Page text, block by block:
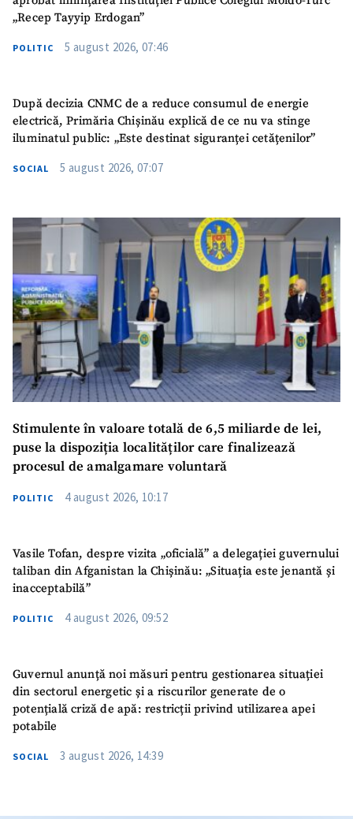
„Recep Tayyip Erdogan”
POLITIC 5 august 2026, 07:46
După decizia CNMC de a reduce consumul de energie
electrică, Primăria Chișinău explică de ce nu va stinge
iluminatul public: „Este destinat siguranței cetățenilor”
SOCIAL 5 august 2026, 07:07
Stimulente în valoare totală de 6,5 miliarde de lei,
puse la dispoziția localităților care finalizează
procesul de amalgamare voluntară
POLITIC 4 august 2026, 10:17
Vasile Tofan, despre vizita „oficială” a delegației guvernului
taliban din Afganistan la Chișinău: „Situația este jenantă și
inacceptabilă”
POLITIC 4 august 2026, 09:52
Guvernul anunță noi măsuri pentru gestionarea situației
din sectorul energetic și a riscurilor generate de o
potențială criză de apă: restricții privind utilizarea apei
potabile
SOCIAL 3 august 2026, 14:39